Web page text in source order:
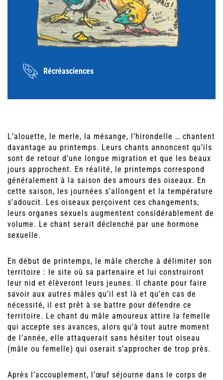
Récréasciences
L’alouette, le merle, la mésange, l’hirondelle … chantent
davantage au printemps. Leurs chants annoncent qu’ils
sont de retour d’une longue migration et que les beaux
jours approchent. En réalité, le printemps correspond
généralement à la saison des amours des oiseaux. En
cette saison, les journées s’allongent et la température
s’adoucit. Les oiseaux perçoivent ces changements,
leurs organes sexuels augmentent considérablement de
volume. Le chant serait déclenché par une hormone
sexuelle.
En début de printemps, le mâle cherche à délimiter son
territoire : le site où sa partenaire et lui construiront
leur nid et élèveront leurs jeunes. Il chante pour faire
savoir aux autres mâles qu’il est là et qu’en cas de
nécessité, il est prêt à se battre pour défendre ce
territoire. Le chant du mâle amoureux attire la femelle
qui accepte ses avances, alors qu’à tout autre moment
de l’année, elle attaquerait sans hésiter tout oiseau
(mâle ou femelle) qui oserait s’approcher de trop près.
Après l’accouplement, l’œuf séjourne dans le corps de